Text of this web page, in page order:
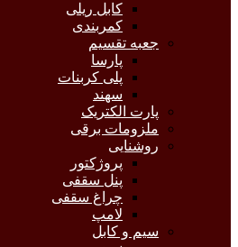
کابل ریلی
کمربندی
جعبه تقسیم
پارسا
پلی کربنات
سهند
پارت الکتریک
ملزومات برقی
روشنایی
پروژکتور
پنل سقفی
چراغ سقفی
لامپ
سیم و کابل